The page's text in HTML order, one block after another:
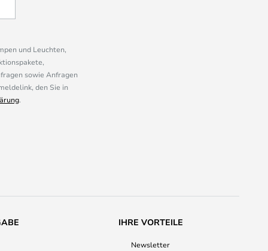
und Leuchten,
sowie Anfragen
den Sie in
.
IHRE VORTEILE
Newsletter